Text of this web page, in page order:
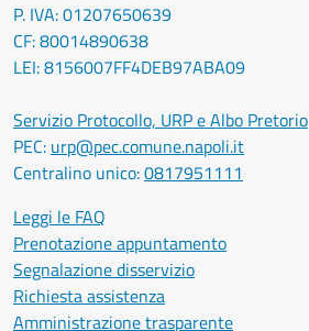
P. IVA: 01207650639
CF: 80014890638
LEI: 8156007FF4DEB97ABA09
Servizio Protocollo, URP e Albo Pretorio
PEC: urp@pec.comune.napoli.it
Centralino unico:0817951111
Leggi le FAQ
Prenotazione appuntamento
Segnalazione disservizio
Richiesta assistenza
Amministrazione trasparente